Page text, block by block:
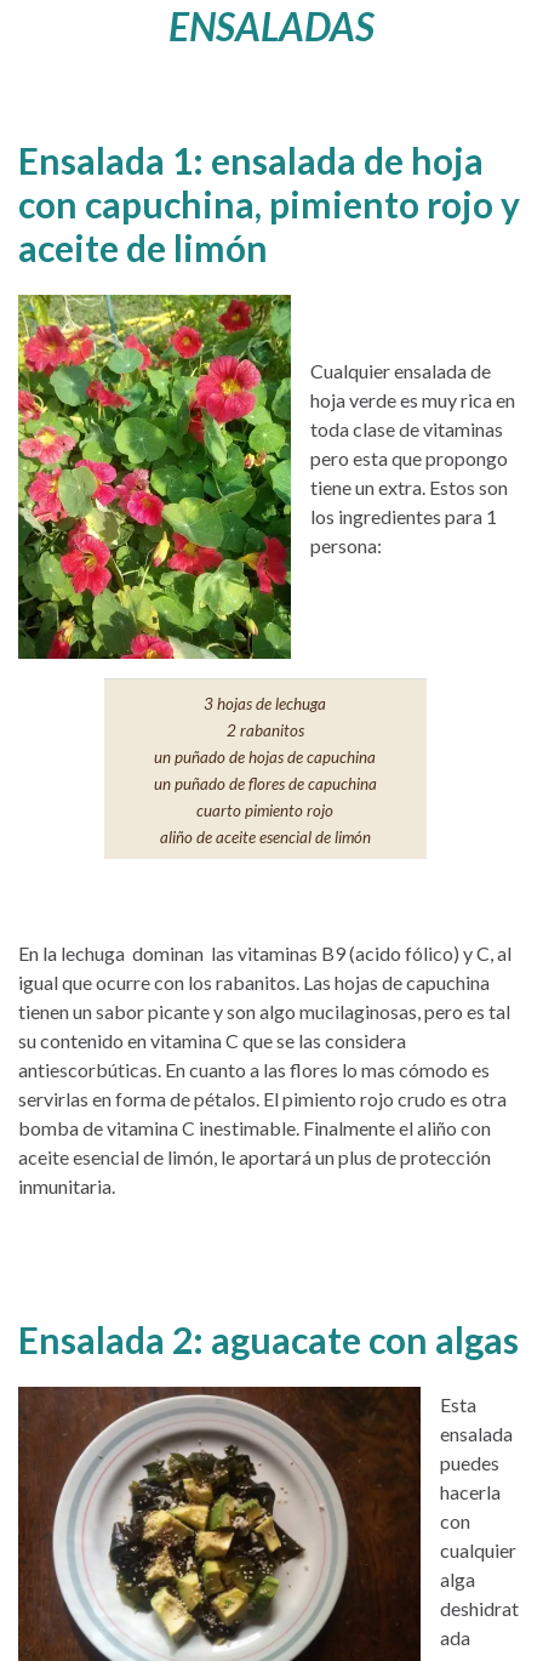
ENSALADAS
Ensalada 1: ensalada de hoja
con capuchina, pimiento rojo y
aceite de limón
Cualquier ensalada de
hoja verde es muy rica en
toda clase de vitaminas
pero esta que propongo
tiene un extra. Estos son
los ingredientes para 1
persona:
3 hojas de lechuga
2 rabanitos
un puñado de hojas de capuchina
un puñado de flores de capuchina
cuarto pimiento rojo
aliño de aceite esencial de limón
En la lechuga dominan las vitaminas B9 (acido fólico) y C, al
igual que ocurre con los rabanitos. Las hojas de capuchina
tienen un sabor picante y son algo mucilaginosas, pero es tal
su contenido en vitamina C que se las considera
antiescorbúticas. En cuanto a las flores lo mas cómodo es
servirlas en forma de pétalos. El pimiento rojo crudo es otra
bomba de vitamina C inestimable. Finalmente el aliño con
aceite esencial de limón, le aportará un plus de protección
inmunitaria.
Ensalada 2: aguacate con algas
Esta
ensalada
puedes
hacerla
con
cualquier
alga
deshidrat
ada